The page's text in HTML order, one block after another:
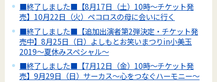
■終了しました■【8月17日（土）10時～チケット発
売】10月22日（火）ペコロスの母に会いに行く
■終了しました■【追加出演者第2弾決定・チケット発
売中】8月25日（日）よしもとお笑いまつりin小美玉
2019～夏休みスペシャル～
■終了しました■【7月12日（金）10時～チケット発
売】9月29日（日）サーカス～心をつなぐハーモニー～